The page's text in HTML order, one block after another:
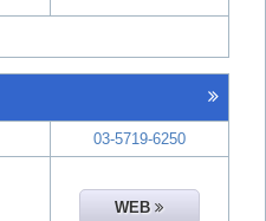
03-5719-6250
WEB